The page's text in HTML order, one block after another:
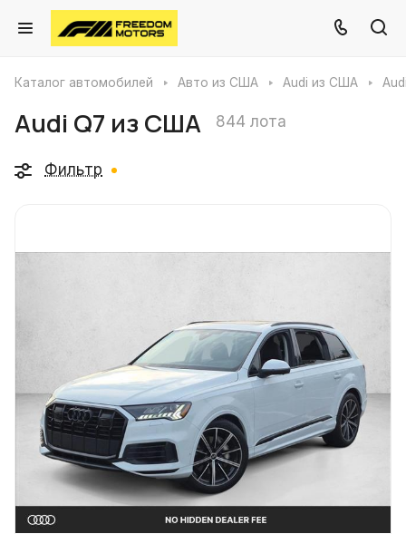
Каталог автомобилей Авто из США Audi из США
Audi Q7 из США 844 лота
Фильтр